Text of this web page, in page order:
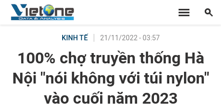
KINH TẾ 21/11/2022 - 03:57
100% chợ truyền thống Hà
Nội "nói không với túi nylon"
vào cuối năm 2023